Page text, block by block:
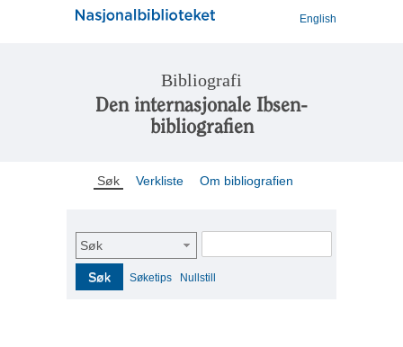
English
Bibliografi
Den internasjonale Ibsen-
bibliografien
Søk Verkliste Om bibliografien
Søk
Søk Søketips Nullstill